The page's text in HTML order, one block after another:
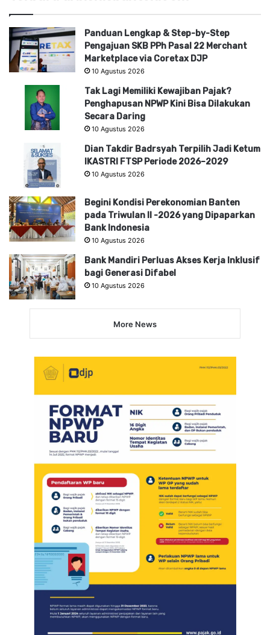
Panduan Lengkap & Step-by-Step
Pengajuan SKB PPh Pasal 22 Merchant
Marketplace via Coretax DJP
10 Agustus 2026
Tak Lagi Memiliki Kewajiban Pajak?
Penghapusan NPWP Kini Bisa Dilakukan
Secara Daring
10 Agustus 2026
Dian Takdir Badrsyah Terpilih Jadi Ketum
IKASTRI FTSP Periode 2026–2029
10 Agustus 2026
Begini Kondisi Perekonomian Banten
pada Triwulan II -2026 yang Dipaparkan
Bank Indonesia
10 Agustus 2026
Bank Mandiri Perluas Akses Kerja Inklusif
bagi Generasi Difabel
10 Agustus 2026
More News